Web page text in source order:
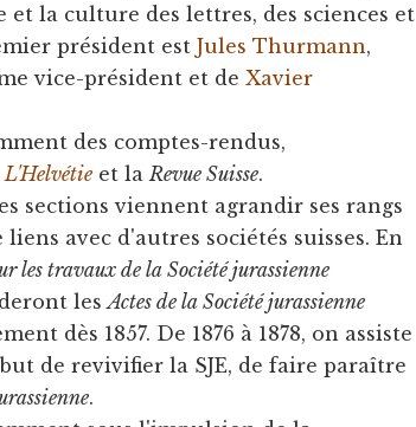
et la culture des lettres, des sciences et
président estJules Thurmann,
vice-président et deXavier
des comptes-rendus,
L'Helvétie et la Revue Suisse.
sections viennent agrandir ses rangs
avec d'autres sociétés suisses. En
les travaux de la Société jurassienne
lesActes de la Société jurassienne
dès 1857. De 1876 à 1878, on assiste
de revivifier la SJE, de faire paraître
.